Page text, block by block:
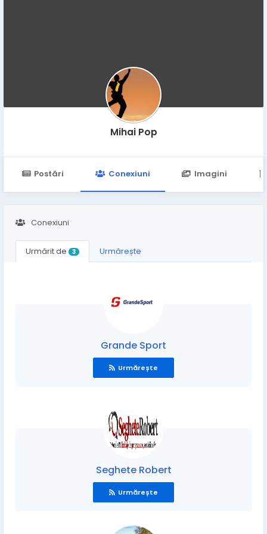
Mihai Pop
Postări Conexiuni Imagini
Conexiuni
Urmărit de 3 Urmărește
Grande Sport
Urmărește
Seghete Robert
Urmărește